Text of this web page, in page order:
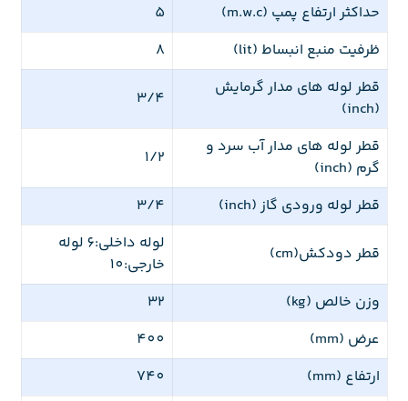
حداکثر ارتفاع پمپ (m.w.c)
5
ظرفیت منبع انبساط (lit)
8
قطر لوله های مدار گرمایش
(inch)
3/4
قطر لوله های مدار آب سرد و
گرم (inch)
1/2
قطر لوله ورودی گاز (inch) 3/4
قطر دودکش(cm)
لوله داخلی:6 لوله
خارجی:10
وزن خالص (kg)
32
عرض (mm)
400
ارتفاع (mm)
740